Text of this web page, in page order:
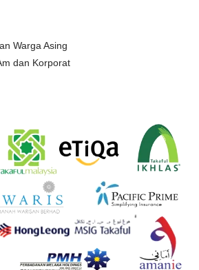
Warga Asing
dan Korporat